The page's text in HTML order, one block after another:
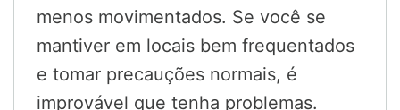
menos movimentados. Se você se
mantiver em locais bem frequentados
e tomar precauções normais, é
improvável que tenha problemas.